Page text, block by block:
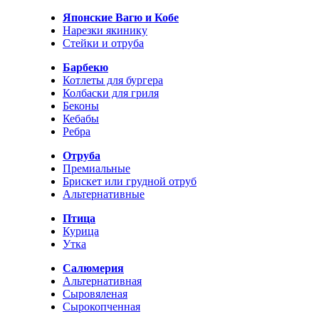
Японские Вагю и Кобе
Нарезки якинику
Стейки и отруба
Барбекю
Котлеты для бургера
Колбаски для гриля
Беконы
Кебабы
Ребра
Отруба
Премиальные
Брискет или грудной отруб
Альтернативные
Птица
Курица
Утка
Салюмерия
Альтернативная
Сыровяленая
Сырокопченная